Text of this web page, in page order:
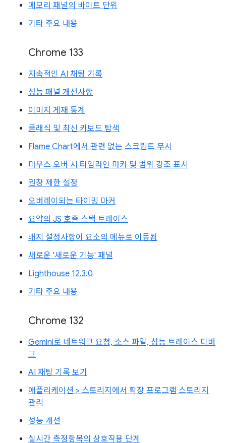
메모리 패널의 바이트 단위
기타 주요 내용
Chrome 133
지속적인 AI 채팅 기록
성능 패널 개선사항
이미지 게재 통계
클래식 및 최신 키보드 탐색
Flame Chart에서 관련 없는 스크립트 무시
마우스 오버 시 타임라인 마커 및 범위 강조 표시
권장 제한 설정
오버레이되는 타이밍 마커
요약의 JS 호출 스택 트레이스
배지 설정사항이 요소의 메뉴로 이동됨
새로운 '새로운 기능' 패널
Lighthouse 12.3.0
기타 주요 내용
Chrome 132
Gemini로 네트워크 요청, 소스 파일, 성능 트레이스 디버
그
AI 채팅 기록 보기
애플리케이션 > 스토리지에서 확장 프로그램 스토리지
관리
성능 개선
실시간 측정항목의 상호작용 단계